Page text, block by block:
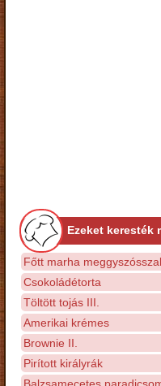
Ezeket keresték
Főtt marha
Csokoládétorta
Töltött tojás III.
Amerikai krémes
Brownie II.
Pirított királyrák
Balzsamecetes